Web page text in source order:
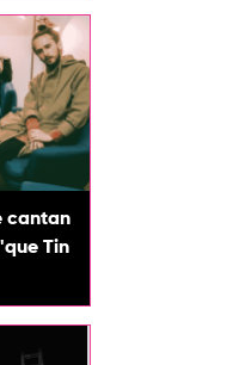
cantan
Tin